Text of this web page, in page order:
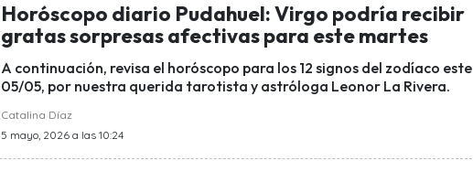
Horóscopo diario Pudahuel: Virgo podría recibir
gratas sorpresas afectivas para este martes
A continuación, revisa el horóscopo para los 12 signos del zodíaco este
05/05, por nuestra querida tarotista y astróloga Leonor La Rivera.
Catalina Díaz
5 mayo, 2026 a las 10:24